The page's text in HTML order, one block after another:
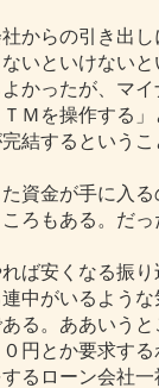
からの引き出
いといけない
かったが、マ
Ｍを操作する
結するという
資金が手に入
ろもある。だ
ば安くなる振
中がいるよう
る。ああいう
円とか要求す
るローン会社